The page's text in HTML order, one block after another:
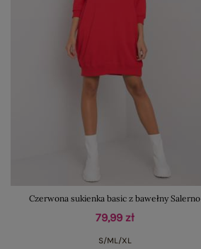
Czerwona sukienka basic z bawełny Salerno
79,99 zł
S/ML/XL